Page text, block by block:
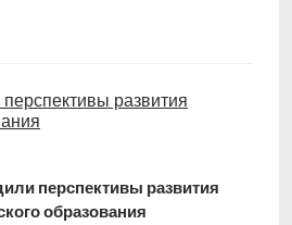
развития
перспективы развития
образования